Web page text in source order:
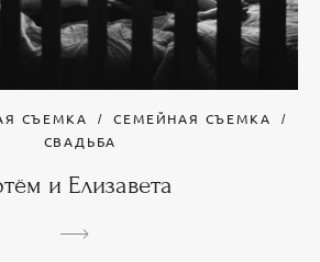
СЪЕМКА
СЕМЕЙНАЯ СЪЕМКА
СВАДЬБА
и Елизавета